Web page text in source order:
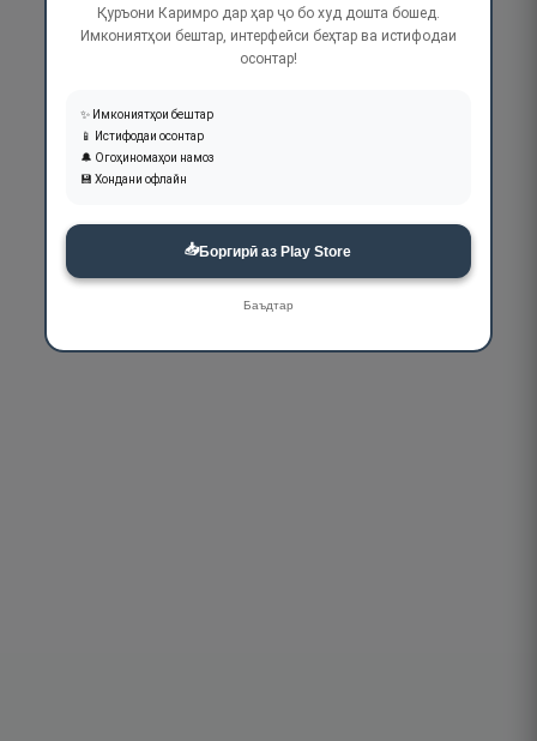
Қуръони Каримро дар ҳар ҷо бо худ дошта бошед.
Имкониятҳои бештар, интерфейси беҳтар ва истифодаи
осонтар!
✨ Имкониятҳои бештар
📱 Истифодаи осонтар
🔔 Огоҳиномаҳои намоз
💾 Хондани офлайн
📥Боргирӣ аз Play Store
Баъдтар